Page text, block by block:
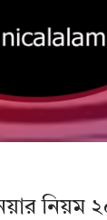
নিয়ম